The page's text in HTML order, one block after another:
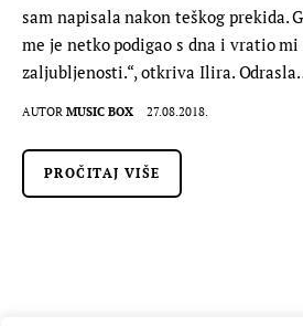
sam napisala nakon teškog prekida.
me je netko podigao s dna i vratio mi
zaljubljenosti.“, otkriva Ilira.
AUTOR MUSIC BOX 27.08.2018.
PROČITAJ VIŠE